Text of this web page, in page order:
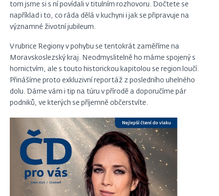
tom jsme si s ní povídali v titulním rozhovoru. Dočtete se
například i to, co ráda dělá v kuchyni i jak se připravuje na
významné životní jubileum.
V rubrice Regiony v pohybu se tentokrát zaměříme na
Moravskoslezský kraj. Neodmyslitelně ho máme spojený s
hornictvím, ale s touto historickou kapitolou se region loučí.
Přinášíme proto exkluzivní reportáž z posledního uhelného
dolu. Dáme vám i tip na túru v přírodě a doporučíme pár
podniků, ve kterých se příjemně občerstvíte.